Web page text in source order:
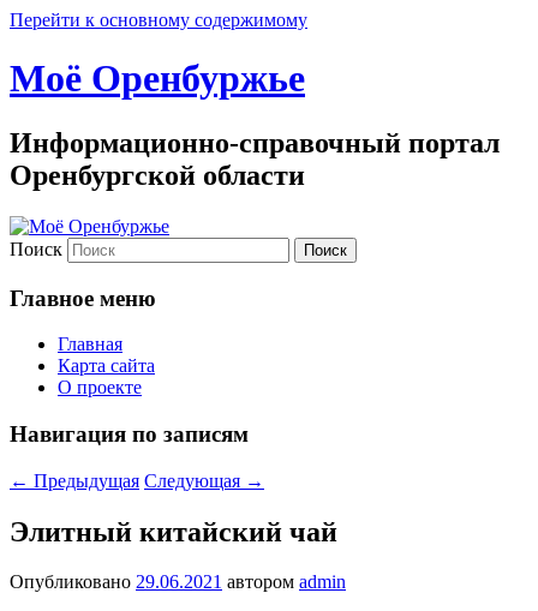
Перейти к основному содержимому
Моё Оренбуржье
Информационно-справочный портал
Оренбургской области
Поиск
Главное меню
Главная
Карта сайта
О проекте
Навигация по записям
← Предыдущая Следующая →
Элитный китайский чай
Опубликовано 29.06.2021 автором admin